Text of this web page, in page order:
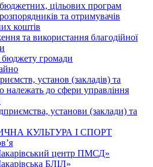
цільових програм
та отримувачів
коштів
та використання благодійної
громади
установ (закладів) та
належать до сфери управління
установи (заклади) та
КУЛЬТУРА І СПОРТ
центр ПМСД»
БЛІЛ»